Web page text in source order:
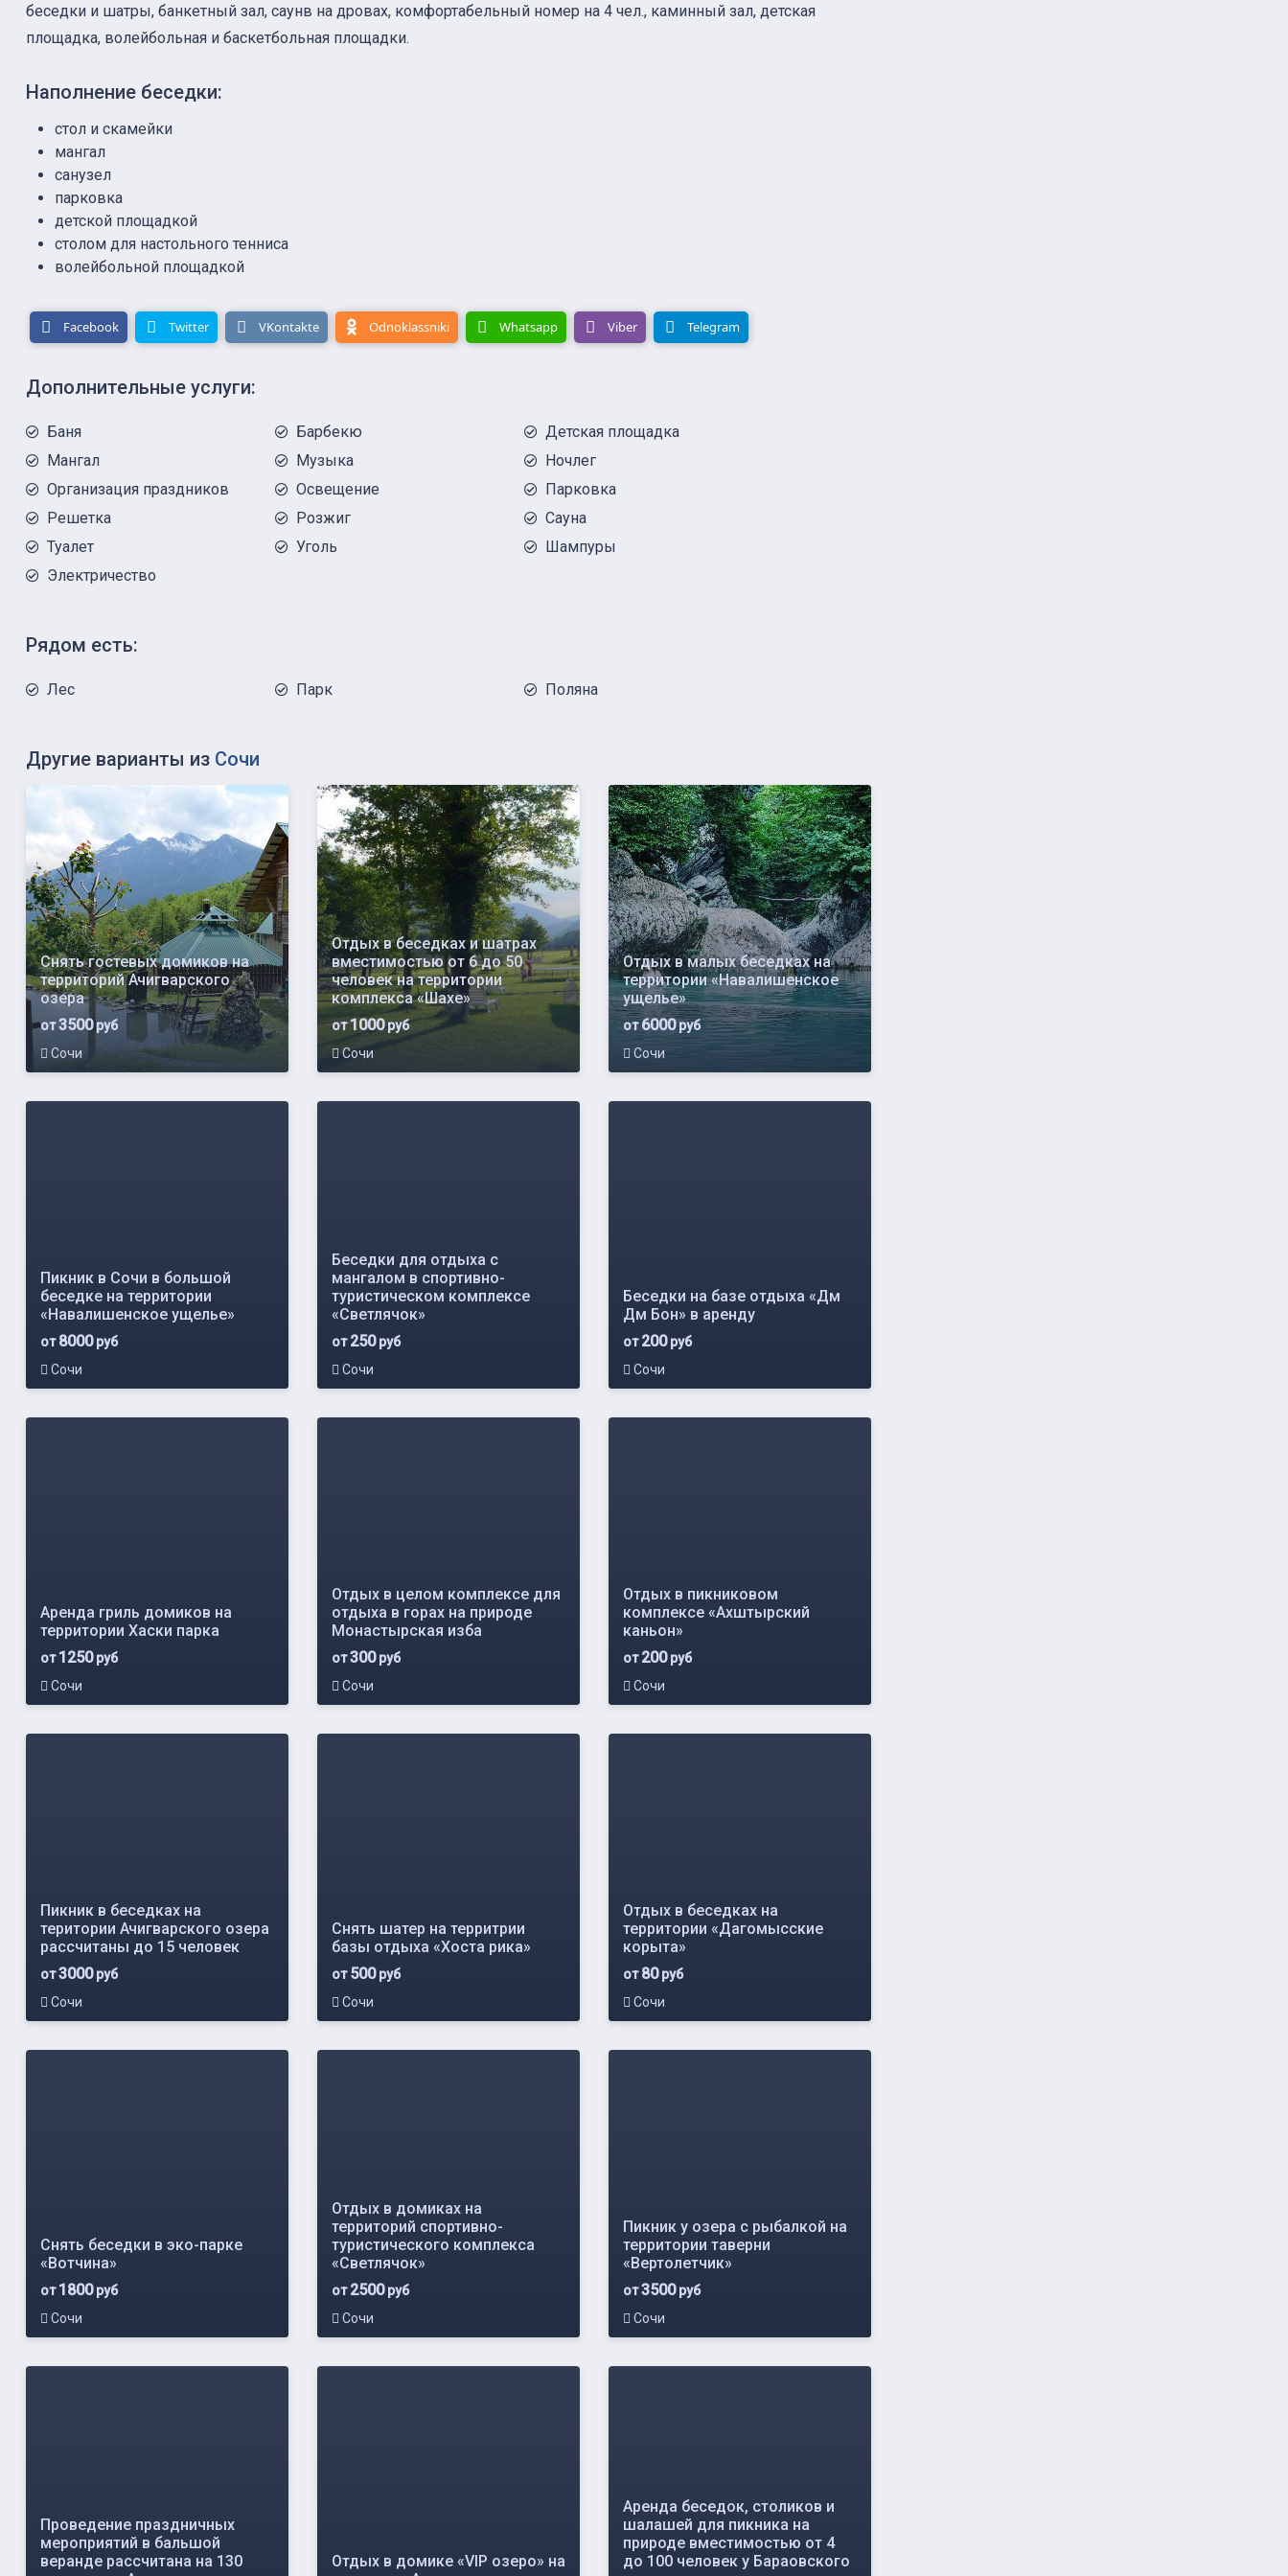
беседки и шатры, банкетный зал, саунв на дровах, комфортабельный номер на 4 чел., каминный зал, детская
площадка, волейбольная и баскетбольная площадки.
Наполнение беседки:
стол и скамейки
мангал
санузел
парковка
детской площадкой
столом для настольного тенниса
волейбольной площадкой
Facebook Twitter VKontakte Odnoklassniki Whatsapp Viber Telegram
Дополнительные услуги:
Баня Барбекю
Детская площадка
Мангал
Музыка
Ночлег
Организация праздников
Освещение
Парковка
Решетка
Розжиг
Сауна
Туалет
Уголь
Шампуры
Электричество
Рядом есть:
Лес Парк Поляна
Другие варианты из Сочи
Снять гостевых домиков на
территорий Ачигварского
озера
от3500руб
Сочи
Отдых в беседках и шатрах
вместимостью от 6 до 50
человек на территории
комплекса «Шахе»
от1000руб
Сочи
Отдых в малых беседках на
территории «Навалишенское
ущелье»
от6000руб
Сочи
Пикник в Сочи в большой
беседке на территории
«Навалишенское ущелье»
от8000руб
Сочи
Беседки для отдыха с
мангалом в спортивно-
туристическом комплексе
«Светлячок»
от250руб
Сочи
Беседки на базе отдыха «Дм
Дм Бон» в аренду
от200руб
Сочи
Аренда гриль домиков на
территории Хаски парка
от1250руб
Сочи
Отдых в целом комплексе для
отдыха в горах на природе
Монастырская изба
от300руб
Сочи
Отдых в пикниковом
комплексе «Ахштырский
каньон»
от200руб
Сочи
Пикник в беседках на
територии Ачигварского озера
рассчитаны до 15 человек
от3000руб
Сочи
Снять шатер на территрии
базы отдыха «Хоста рика»
от500руб
Сочи
Отдых в беседках на
территории «Дагомысские
корыта»
от80руб
Сочи
Снять беседки в эко-парке
«Вотчина»
от1800руб
Сочи
Отдых в домиках на
территорий спортивно-
туристического комплекса
«Светлячок»
от2500руб
Сочи
Пикник у озера с рыбалкой на
территории таверни
«Вертолетчик»
от3500руб
Сочи
Проведение праздничных
мероприятий в бальшой
веранде рассчитана на 130
Отдых в домике «VIP озеро» на
Аренда беседок, столиков и
шалашей для пикника на
природе вместимостью от 4
до 100 человек у Бараовского